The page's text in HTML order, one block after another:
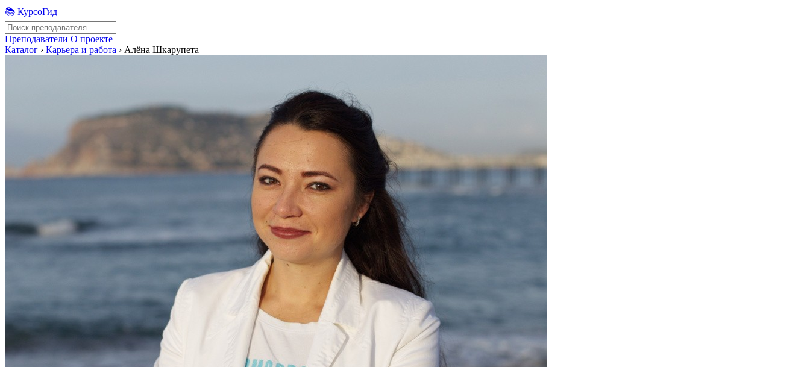
📚 КурсоГид
Преподаватели О проекте
Каталог › Карьера и работа › Алёна Шкарупета